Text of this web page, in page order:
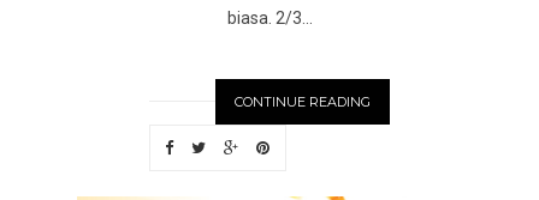
biasa. 2/3...
CONTINUE READING